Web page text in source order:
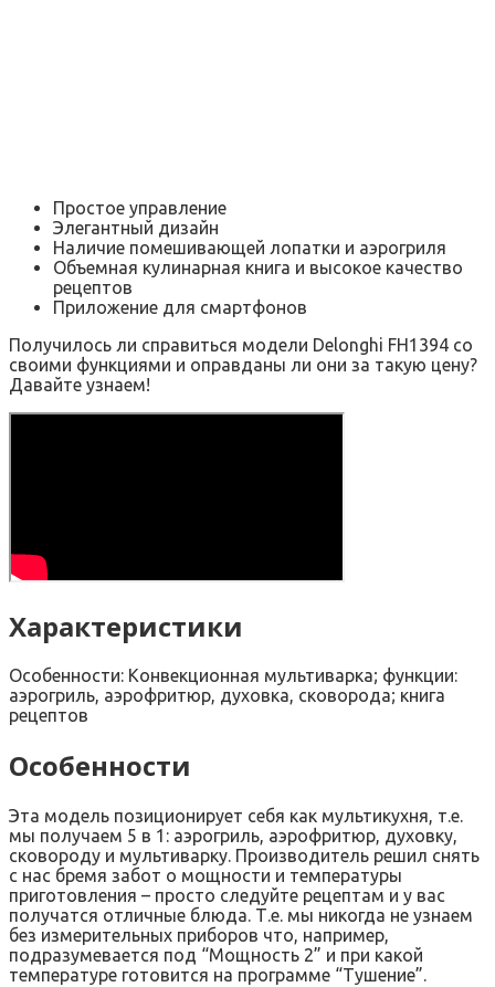
Простое управление
Элегантный дизайн
Наличие помешивающей лопатки и аэрогриля
Объемная кулинарная книга и высокое качество
рецептов
Приложение для смартфонов
Получилось ли справиться модели Delonghi FH1394 со
своими функциями и оправданы ли они за такую цену?
Давайте узнаем!
Характеристики
Особенности: Конвекционная мультиварка; функции:
аэрогриль, аэрофритюр, духовка, сковорода; книга
рецептов
Особенности
Эта модель позиционирует себя как мультикухня, т.е.
мы получаем 5 в 1: аэрогриль, аэрофритюр, духовку,
сковороду и мультиварку. Производитель решил снять
с нас бремя забот о мощности и температуры
приготовления – просто следуйте рецептам и у вас
получатся отличные блюда. Т.е. мы никогда не узнаем
без измерительных приборов что, например,
подразумевается под “Мощность 2” и при какой
температуре готовится на программе “Тушение”.